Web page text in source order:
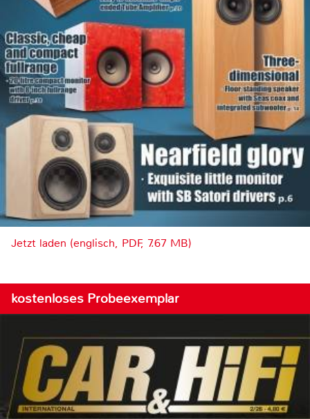
Jetzt laden (englisch, PDF, 7.67 MB)
kostenloses Probeexemplar